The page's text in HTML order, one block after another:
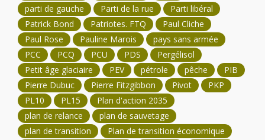
parti de gauche
Parti de la rue
Parti libéral
Patrick Bond
Patriotes. FTQ
Paul Cliche
Paul Rose
Pauline Marois
pays sans armée
PCC
PCQ PCU PDS
Pergélisol
Petit âge glaciaire
PEV pétrole pêche
PIB
Pierre Dubuc
Pierre Fitzgibbon Pivot
PKP
PL10
PL15
Plan d'action 2035
plan de relance
plan de sauvetage
plan de transition
Plan de transition économique